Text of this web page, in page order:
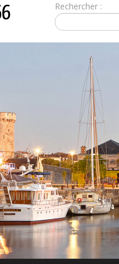
Rechercher :